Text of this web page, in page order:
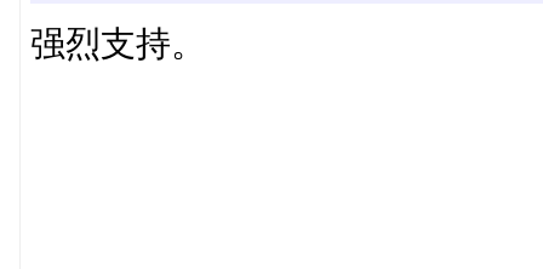
强烈支持。